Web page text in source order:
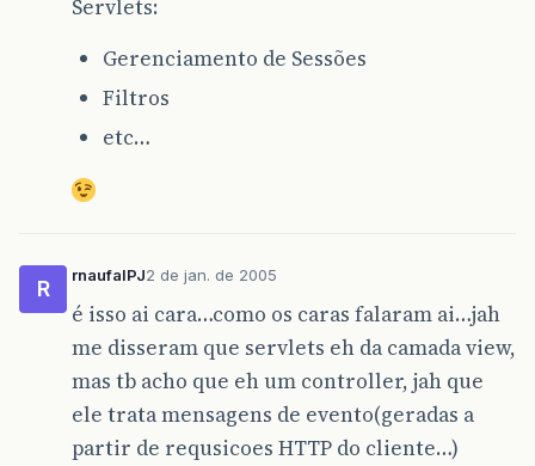
Servlets:
Gerenciamento de Sessões
Filtros
etc…
R
rnaufalPJ2 de jan. de 2005
é isso ai cara…como os caras falaram ai…jah
me disseram que servlets eh da camada view,
mas tb acho que eh um controller, jah que
ele trata mensagens de evento(geradas a
partir de requsicoes HTTP do cliente…)